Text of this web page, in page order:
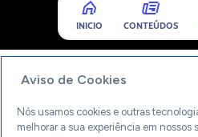
INICIO CONTEÚDOS
Aviso de Cookies
Nós usamos cookies e outras
melhorar a sua experiência em nossos